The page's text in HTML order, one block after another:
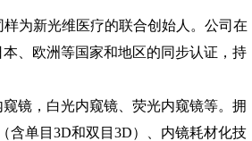
为新光维医疗的联合创始人。公司在
、欧洲等国家和地区的同步认证，持
镜，白光内窥镜、荧光内窥镜等。拥
含单目3D和双目3D）、内镜耗材化技